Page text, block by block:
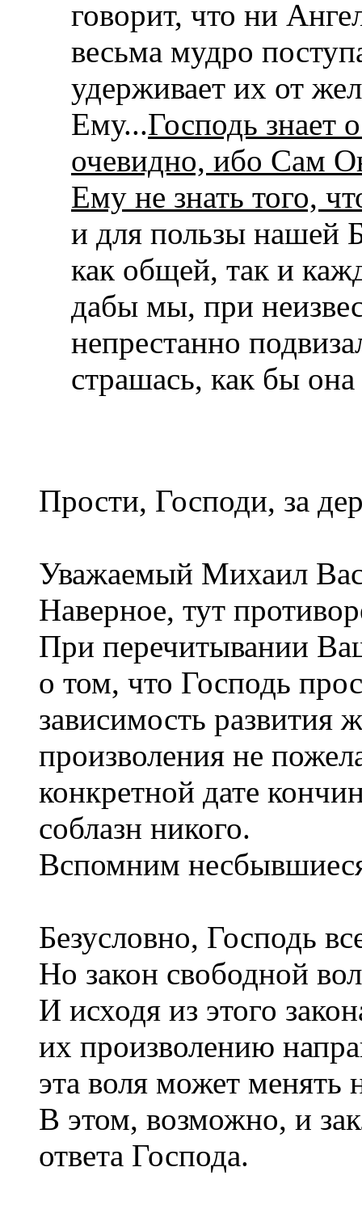
говорит, что ни
весьма мудро
удерживает их от
Ему...Господь знает
очевидно, ибо Сам
Ему не знать того,
и для пользы нашей
как общей, так и
дабы мы, при
непрестанно
страшась, как бы она
Прости, Господи, за
Уважаемый Михаил
Наверное, тут
При перечитывании
о том, что Господь
зависимость развития
произволения не
конкретной дате
соблазн никого.
Вспомним
Безусловно, Господь
Но закон свободной
И исходя из этого
их произволению
эта воля может менять
В этом, возможно, и
ответа Господа.